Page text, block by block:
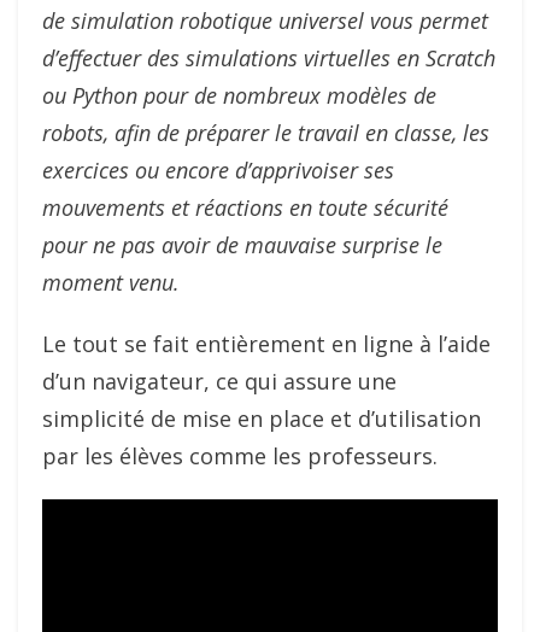
de simulation robotique universel vous permet
d’effectuer des simulations virtuelles en Scratch
ou Python pour de nombreux modèles de
robots, afin de préparer le travail en classe, les
exercices ou encore d’apprivoiser ses
mouvements et réactions en toute sécurité
pour ne pas avoir de mauvaise surprise le
moment venu.
Le tout se fait entièrement en ligne à l’aide
d’un navigateur, ce qui assure une
simplicité de mise en place et d’utilisation
par les élèves comme les professeurs.